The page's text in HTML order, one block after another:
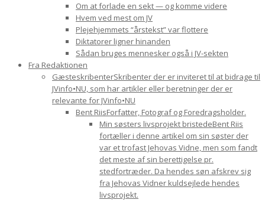
Om at forlade en sekt — og komme videre
Hvem ved mest om JV
Plejehjemmets “årstekst” var flottere
Diktatorer ligner hinanden
Sådan bruges mennesker også i JV-sekten
Fra Redaktionen
GæsteskribenterSkribenter der er inviteret til at bidrage til
JVinfo•NU, som har artikler eller beretninger der er
relevante for JVinfo•NU
Bent RiisForfatter, Fotograf og Foredragsholder.
Min søsters livsprojekt bristedeBent Riis
fortæller i denne artikel om sin søster der
var et trofast Jehovas Vidne, men som fandt
det meste af sin berettigelse pr.
stedfortræder. Da hendes søn afskrev sig
fra Jehovas Vidner kuldsejlede hendes
livsprojekt.